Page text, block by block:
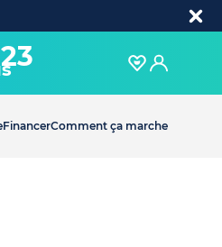
FinancerComment ça marche